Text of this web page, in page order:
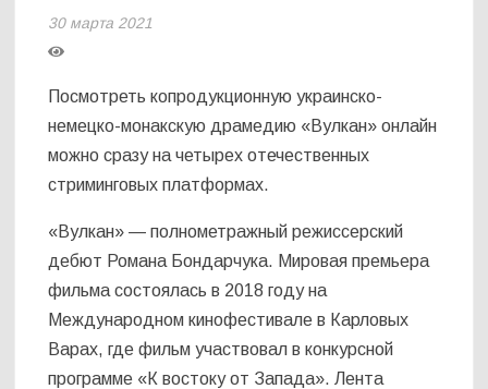
30 марта 2021
Посмотреть копродукционную украинско-
немецко-монакскую драмедию «Вулкан» онлайн
можно сразу на четырех отечественных
стриминговых платформах.
«Вулкан» — полнометражный режиссерский
дебют Романа Бондарчука. Мировая премьера
фильма состоялась в 2018 году на
Международном кинофестивале в Карловых
Варах, где фильм участвовал в конкурсной
программе «К востоку от Запада». Лента